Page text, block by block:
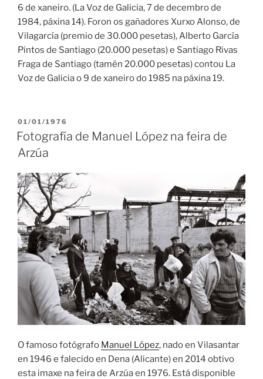
6 de xaneiro. (La Voz de Galicia, 7 de decembro de
1984, páxina 14). Foron os gañadores Xurxo Alonso, de
Vilagarcía (premio de 30.000 pesetas), Alberto García
Pintos de Santiago (20.000 pesetas) e Santiago Rivas
Fraga de Santiago (tamén 20.000 pesetas) contou La
Voz de Galicia o 9 de xaneiro do 1985 na páxina 19.
PUBLICADO
EN
01/01/1976
Fotografía de Manuel López na feira de
Arzúa
O famoso fotógrafo Manuel López, nado en Vilasantar
en 1946 e falecido en Dena (Alicante) en 2014 obtivo
esta imaxe na feira de Arzúa en 1976. Está disponible